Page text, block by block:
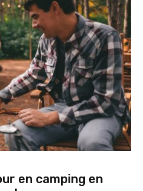
en camping en